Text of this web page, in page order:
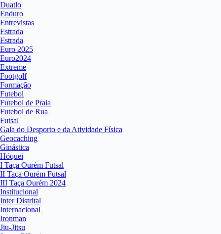
Duatlo
Enduro
Entrevistas
Estrada
Estrada
Euro 2025
Euro2024
Extreme
Footgolf
Formação
Futebol
Futebol de Praia
Futebol de Rua
Futsal
Gala do Desporto e da Atividade Física
Geocaching
Ginástica
Hóquei
I Taça Ourém Futsal
II Taça Ourém Futsal
III Taça Ourém 2024
Institucional
Inter Distrital
Internacional
Ironman
Jiu-Jitsu